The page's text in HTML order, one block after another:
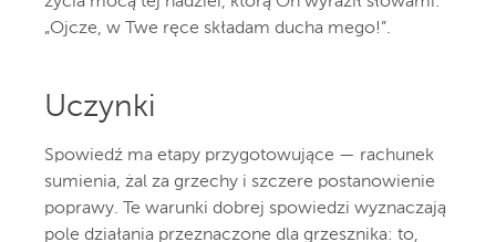
„Ojcze, w Twe ręce składam ducha mego!”.
Uczynki
Spowiedź ma etapy przygotowujące — rachunek
sumienia, żal za grzechy i szczere postanowienie
poprawy. Te warunki dobrej spowiedzi wyznaczają
pole działania przeznaczone dla grzesznika: to,